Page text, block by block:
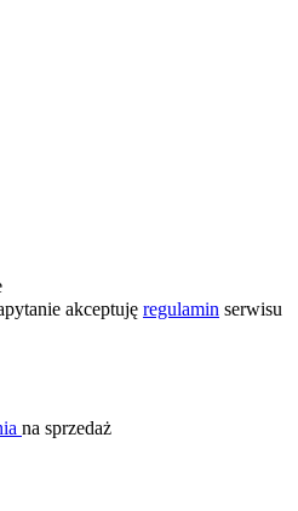
akceptuję regulamin serwisu
na sprzedaż